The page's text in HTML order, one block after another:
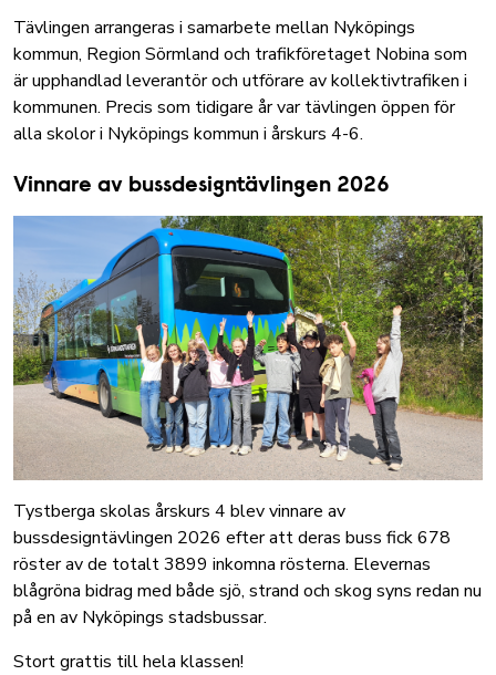
Tävlingen arrangeras i samarbete mellan Nyköpings
kommun, Region Sörmland och trafikföretaget Nobina som
är upphandlad leverantör och utförare av kollektivtrafiken i
kommunen. Precis som tidigare år var tävlingen öppen för
alla skolor i Nyköpings kommun i årskurs 4-6.
Vinnare av bussdesigntävlingen 2026
Tystberga skolas årskurs 4 blev vinnare av
bussdesigntävlingen 2026 efter att deras buss fick 678
röster av de totalt 3899 inkomna rösterna. Elevernas
blågröna bidrag med både sjö, strand och skog syns redan nu
på en av Nyköpings stadsbussar.
Stort grattis till hela klassen!